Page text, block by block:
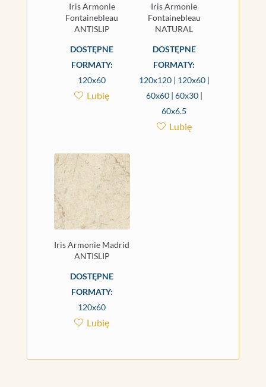
Iris Armonie
Fontainebleau
ANTISLIP
DOSTĘPNE
FORMATY:
120x60
Lubię
Iris Armonie
Fontainebleau
NATURAL
DOSTĘPNE
FORMATY:
120x120 | 120x60 |
60x60 | 60x30 |
60x6.5
Lubię
Iris Armonie Madrid
ANTISLIP
DOSTĘPNE
FORMATY:
120x60
Lubię